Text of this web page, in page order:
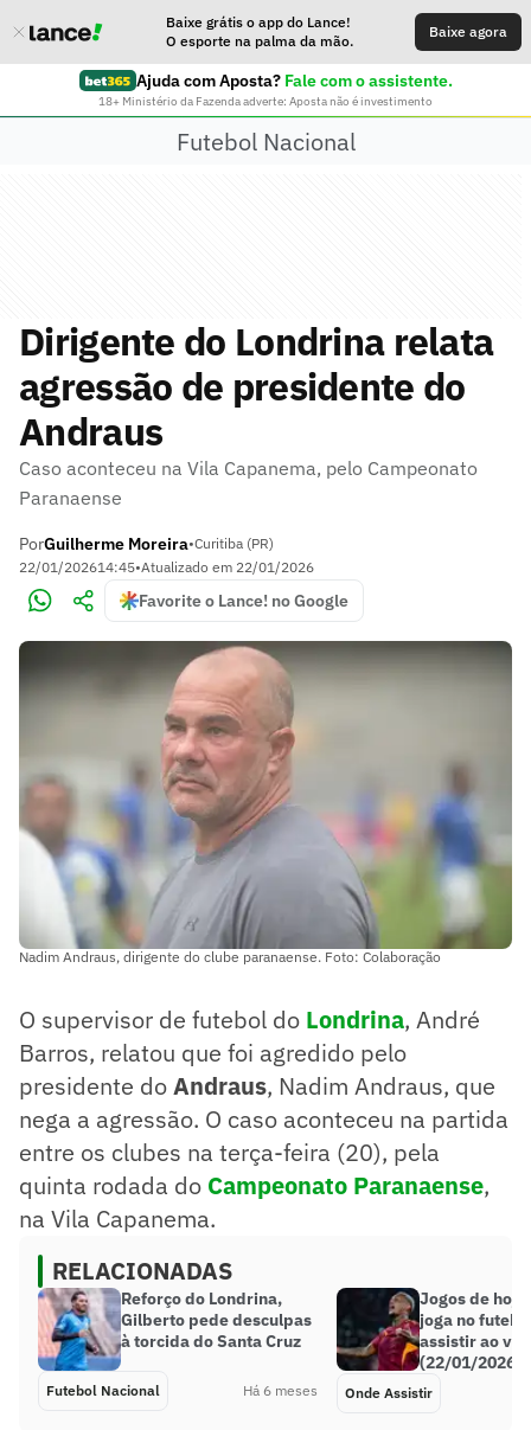
Baixe grátis o app do Lance!
O esporte na palma da mão.
Baixe agora
Ajuda com Aposta? Fale com o assistente.
18+ Ministério da Fazenda adverte: Aposta não é investimento
Futebol Nacional
Dirigente do Londrina relata
agressão de presidente do
Andraus
Caso aconteceu na Vila Capanema, pelo Campeonato
Paranaense
PorGuilherme Moreira•Curitiba (PR)
22/01/202614:45•Atualizado em 22/01/2026
Favorite o Lance! no Google
Nadim Andraus, dirigente do clube paranaense. Foto: Colaboração
O supervisor de futebol do Londrina, André
Barros, relatou que foi agredido pelo
presidente doAndraus, Nadim Andraus, que
nega a agressão. O caso aconteceu na partida
entre os clubes na terça-feira (20), pela
quinta rodada do Campeonato Paranaense,
na Vila Capanema.
RELACIONADAS
Reforço do Londrina,
Gilberto pede desculpas
à torcida do Santa Cruz
Futebol Nacional Há 6 meses
Jogos de
joga no
assistir ao
(22/01/2026)
Onde Assistir